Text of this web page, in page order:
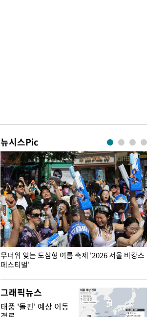
뉴시스Pic
무더위 잊는 도심형 여름 축제 '2026 서울 바캉스
페스티벌'
그래픽뉴스
태풍 '돌핀' 예상 이동